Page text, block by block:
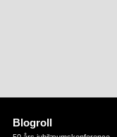
Blogroll